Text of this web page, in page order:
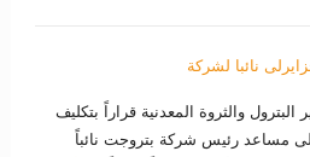
والثروة المعدنية قراراً بتكليف
مساعد رئيس شركة بتروجت نائباً